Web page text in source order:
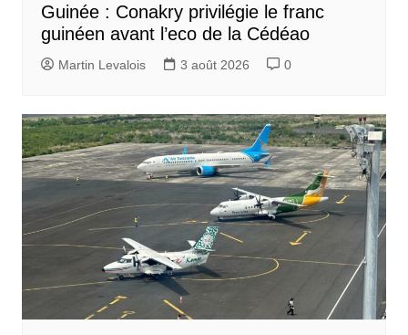
Guinée : Conakry privilégie le franc
guinéen avant l’eco de la Cédéao
Martin Levalois 3 août 2026 0